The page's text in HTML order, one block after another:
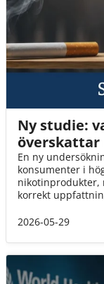
Ny studie:
En ny
konsumenter i
nikotinprodukter,
korrekt
attityder och
2026-05-29